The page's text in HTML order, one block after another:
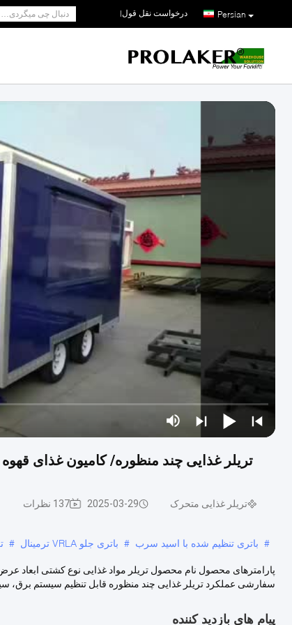
Persian درخواست نقل قول|
تریلر غذایی چند منظوره/ کامیون غذای
تریلر غذایی متحرک 2025-03-29 137 نظرات
# باتری تنظیم شده با اسید سرب # باتری جلو VRLA ترمینال #
سفارشی عملکرد تریلر غذایی چند منظوره قابل تنظیم سیستم برق،
پیام های بازدید کننده